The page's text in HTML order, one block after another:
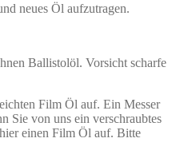
neues Öl aufzutragen.
Ballistolöl. Vorsicht scharfe
Film Öl auf. Ein Messer
Sie von uns ein verschraubtes
einen Film Öl auf. Bitte